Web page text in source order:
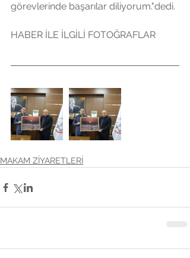
görevlerinde başarılar diliyorum."dedi.
HABER İLE İLGİLİ FOTOĞRAFLAR
MAKAM ZİYARETLERİ